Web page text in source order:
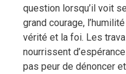
question lorsqu’il voit
grand courage,
vérité et la foi. Les
nourrissent
pas peur de dénoncer